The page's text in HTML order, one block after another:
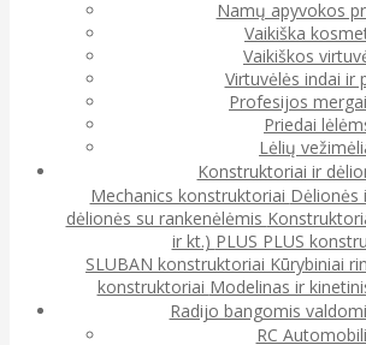
Namų apyvokos
Vaikiška
Vaikiškos
Virtuvėlės indai ir
Profesijos
Priedai
Lėlių
Konstruktoriai ir
Mechanics konstruktoriai Dėlionės
dėlionės su rankenėlėmis
ir kt.) PLUS PLUS
SLUBAN konstruktoriai Kūrybiniai
konstruktoriai Modelinas ir
Radijo bangomis
RC